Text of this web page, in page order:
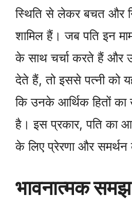
स्थिति से लेकर बचत और
शामिल हैं। जब पति इन
के साथ चर्चा करते हैं और
देते हैं, तो इससे पत्नी को
कि उनके आर्थिक हितों का
है। इस प्रकार, पति का
के लिए प्रेरणा और समर्थन
भावनात्मक